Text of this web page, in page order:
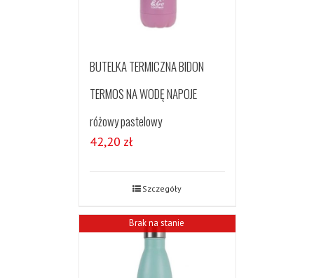
BUTELKA TERMICZNA BIDON
TERMOS NA WODĘ NAPOJE
różowy pastelowy
42,20 zł
Szczegóły
Brak na stanie